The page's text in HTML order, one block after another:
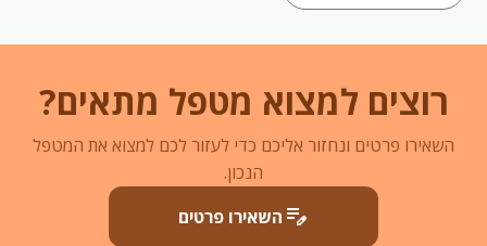
רוצים למצוא מטפל מתאים?
השאירו פרטים ונחזור אליכם כדי לעזור לכם למצוא את המטפל
הנכון.
edit_note השאירו פרטים